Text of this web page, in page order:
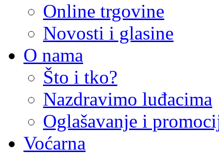
Online trgovine
Novosti i glasine
O nama
Što i tko?
Nazdravimo luđacima
Oglašavanje i
Voćarna